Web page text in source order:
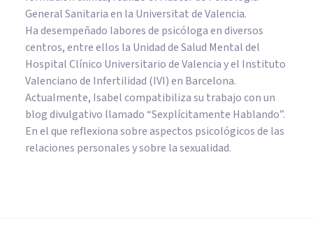
General Sanitaria en la Universitat de Valencia.
Ha desempeñado labores de psicóloga en diversos
centros, entre ellos la Unidad de Salud Mental del
Hospital Clínico Universitario de Valencia y el Instituto
Valenciano de Infertilidad (IVI) en Barcelona.
Actualmente, Isabel compatibiliza su trabajo con un
blog divulgativo llamado “Sexplícitamente Hablando”.
En el que reflexiona sobre aspectos psicológicos de las
relaciones personales y sobre la sexualidad.